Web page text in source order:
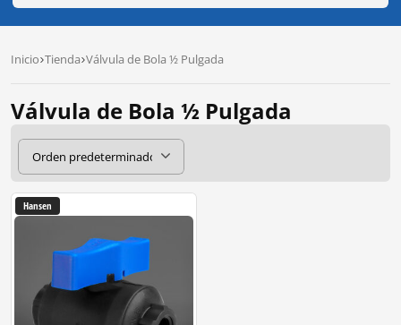
Inicio Tienda Válvula de Bola ½ Pulgada
Válvula de Bola ½ Pulgada
Hansen